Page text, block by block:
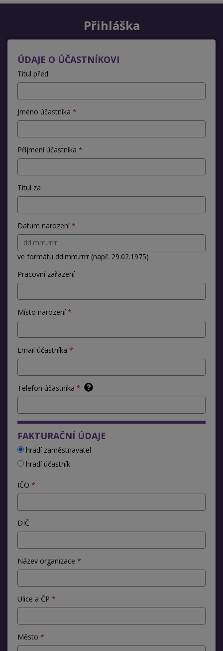
Přihláška
ÚDAJE O ÚČASTNÍKOVI
Titul před
Jméno účastníka
Příjmení účastníka
Titul za
Datum narození
ve formátu dd.mm.rrrr (např. 29.02.1975)
Pracovní zařazení
Místo narození
Email účastníka
Telefon účastníka
FAKTURAČNÍ ÚDAJE
hradí zaměstnavatel
hradí účastník
IČO
DIČ
Název organizace
Ulice a ČP
Město